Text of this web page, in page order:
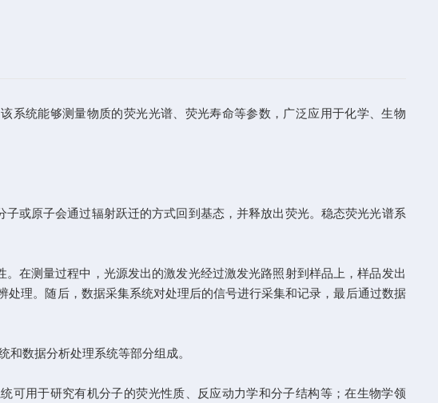
系统能够测量物质的荧光光谱、荧光寿命等参数，广泛应用于化学、生物
或原子会通过辐射跃迁的方式回到基态，并释放出荧光。稳态荧光光谱系
测量过程中，光源发出的激发光经过激发光路照射到样品上，样品发出
理。随后，数据采集系统对处理后的信号进行采集和记录，最后通过数据
数据分析处理系统等部分组成。
用于研究有机分子的荧光性质、反应动力学和分子结构等；在生物学领